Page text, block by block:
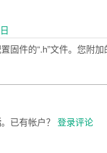
固件的“.h”文件。您附
。已有帐户？ 登录评论